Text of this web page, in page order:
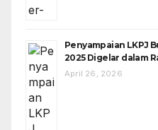
Penyampaian LKPJ
2025 Digelar dalam
April 26, 2026